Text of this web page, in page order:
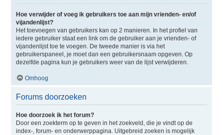
Hoe verwijder of voeg ik gebruikers toe aan mijn vrienden- en/of
vijandenlijst?
Het toevoegen van gebruikers kan op 2 manieren. In het profiel van
iedere gebruiker staat een link om de gebruiker aan je vrienden- of
vijandenlijst toe te voegen. De tweede manier is via het
gebruikerspaneel, je moet dan een gebruikersnaam opgeven. Op
dezelfde pagina kun je gebruikers weer van de lijst verwijderen.
Omhoog
Forums doorzoeken
Hoe doorzoek ik het forum?
Door een zoekterm op te geven in het zoekveld, die je vindt op de
index-, forum- en onderwerppagina. Uitgebreid zoeken is mogelijk